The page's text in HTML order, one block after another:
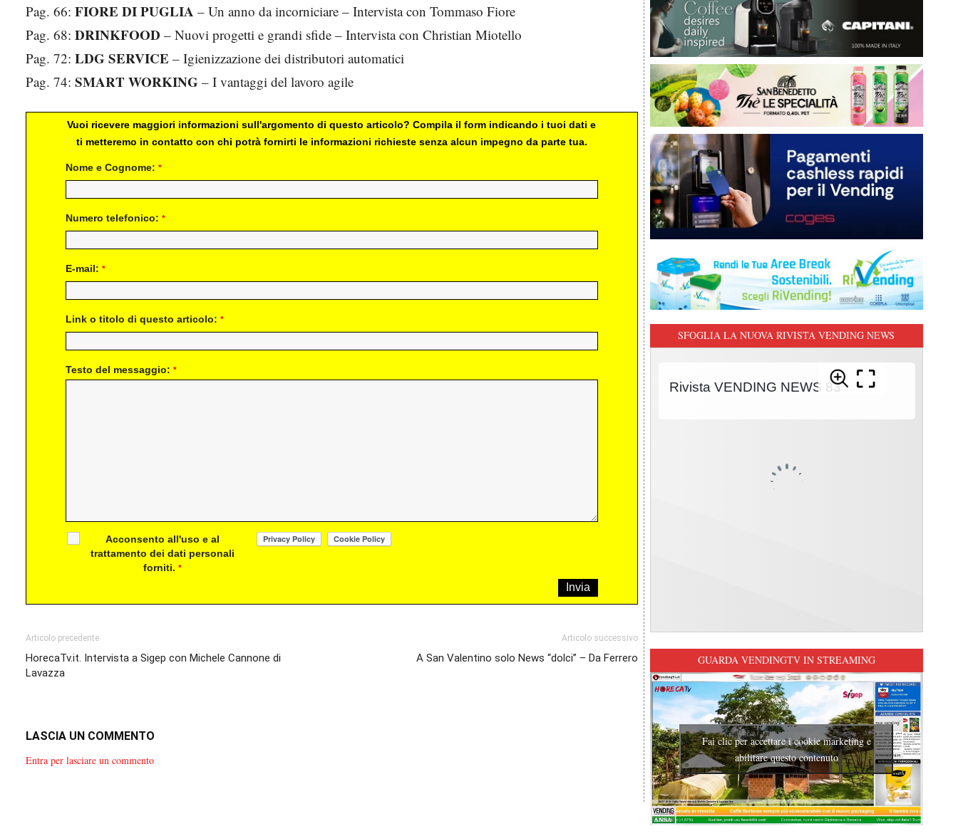
Pag. 66: FIORE DI PUGLIA – Un anno da incorniciare – Intervista con Tommaso Fiore
Pag. 68: DRINKFOOD – Nuovi progetti e grandi sfide – Intervista con Christian Miotello
Pag. 72: LDG SERVICE – Igienizzazione dei distributori automatici
Pag. 74: SMART WORKING – I vantaggi del lavoro agile
Vuoi ricevere maggiori informazioni sull'argomento di questo articolo? Compila il form indicando i tuoi dati e
ti metteremo in contatto con chi potrà fornirti le informazioni richieste senza alcun impegno da parte tua.
Nome e Cognome: *
Numero telefonico: *
E-mail: *
Link o titolo di questo articolo: *
Testo del messaggio: *
Acconsento all'uso e al
trattamento dei dati personali
forniti.*
Articolo precedente
HorecaTv.it. Intervista a Sigep con Michele Cannone di
Lavazza
Articolo successivo
A San Valentino solo News “dolci” – Da Ferrero
LASCIA UN COMMENTO
Entra per lasciare un commento
SFOGLIA LA NUOVA RIVISTA VENDING NEWS
GUARDA VENDINGTV IN STREAMING
Fai clic per accettare i cookie marketing e
abilitare questo contenuto